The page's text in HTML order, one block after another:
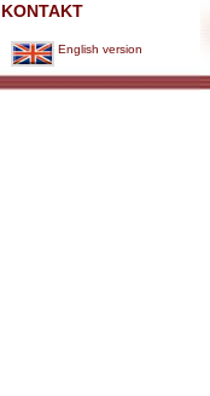
KONTAKT
English version